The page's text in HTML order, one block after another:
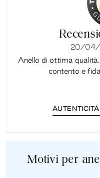
20/04/
Anello di ottima
contento e
Motivi per